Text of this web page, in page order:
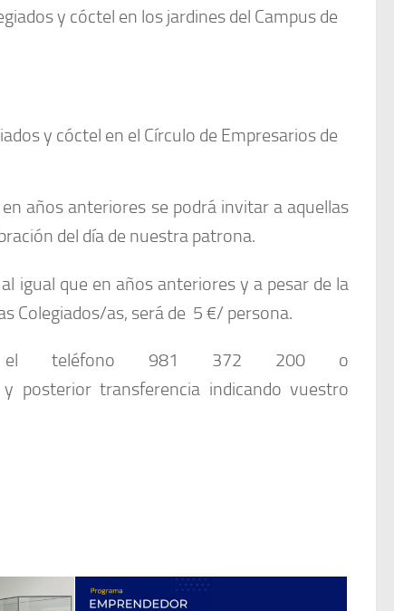
y cóctel en los jardines del Campus de
y cóctel en el Círculo de Empresarios de
años anteriores se podrá invitar a aquellas
del día de nuestra patrona.
igual que en años anteriores y a pesar de la
Colegiados/as, será de 5 €/ persona.
el teléfono 981 372 200 o
posterior transferencia indicando vuestro